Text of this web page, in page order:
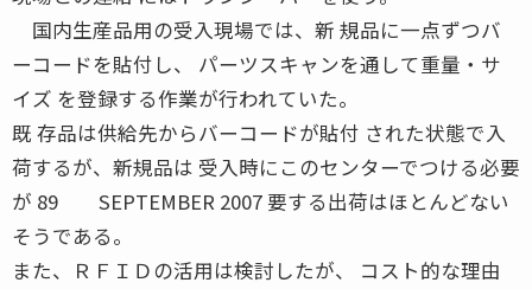
国内生産品用の受入現場では、新 規品に一点ずつバ
ーコードを貼付し、 パーツスキャンを通して重量・サ
イズ を登録する作業が行われていた。
既 存品は供給先からバーコードが貼付 された状態で入
荷するが、新規品は 受入時にこのセンターでつける必要
が 89 SEPTEMBER 2007 要する出荷はほとんどない
そうである。
また、ＲＦＩＤの活用は検討したが、 コスト的な理由